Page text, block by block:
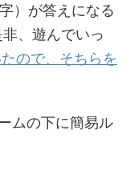
）が答えになる
、遊んでいっ
ので、そちらを
ムの下に簡易ル